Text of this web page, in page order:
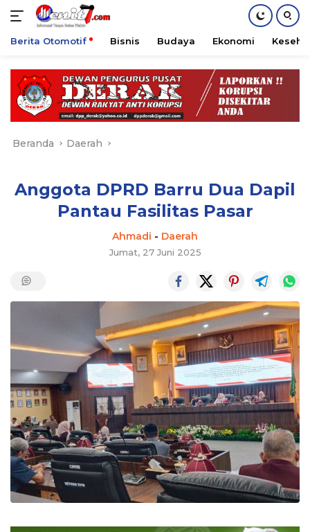
konten
Berita Otomotif Bisnis Budaya Ekonomi
Beranda Daerah
Anggota DPRD Barru Dua Dapil
Pantau Fasilitas Pasar
Ahmadi - Daerah
Jumat, 27 Juni 2025